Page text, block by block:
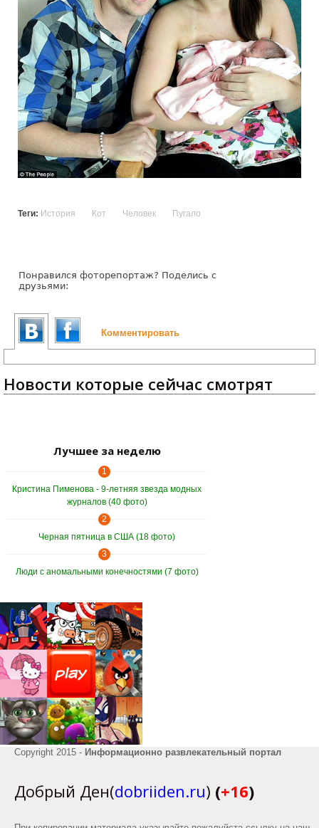
Теги: История Кот Человек Пугало
Понравился фоторепортаж? Поделись с
друзьями:
Комментировать
Новости которые сейчас смотрят
Лучшее за неделю
1
Кристина Пименова - 9-летняя звезда модных
журналов (40 фото)
2
Черная пятница в США (18 фото)
3
Люди с аномальными конечностями (7 фото)
Copyright 2015 - Информационно развлекательный портал
Добрый Ден(dobriiden.ru) (+16)